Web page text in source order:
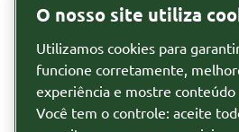
Notícias
Segmentos
O nosso site utiliza
Utilizamos cookies para
funcione corretamente,
experiência e mostre
Você tem o controle: aceite